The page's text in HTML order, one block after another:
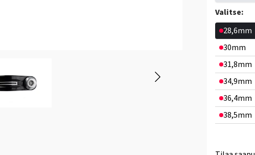
Valitse:
28,6mm
30mm
31,8mm
34,9mm
36,4mm
38,5mm